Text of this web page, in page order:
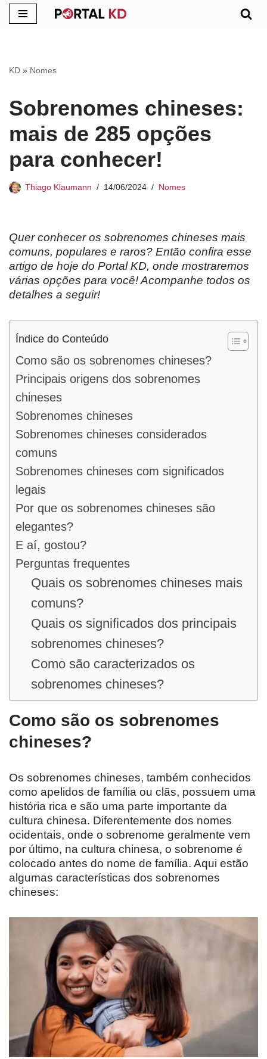
conteúdo
KD » Nomes
Sobrenomes chineses:
mais de 285 opções
para conhecer!
Thiago Klaumann 14/06/2024 Nomes
Quer conhecer os sobrenomes chineses mais
comuns, populares e raros? Então confira esse
artigo de hoje do Portal KD, onde mostraremos
várias opções para você! Acompanhe todos os
detalhes a seguir!
Índice do Conteúdo
Como são os sobrenomes chineses?
Principais origens dos sobrenomes
chineses
Sobrenomes chineses
Sobrenomes chineses considerados
comuns
Sobrenomes chineses com significados
legais
Por que os sobrenomes chineses são
elegantes?
E aí, gostou?
Perguntas frequentes
Quais os sobrenomes chineses mais
comuns?
Quais os significados dos principais
sobrenomes chineses?
Como são caracterizados os
sobrenomes chineses?
Como são os sobrenomes
chineses?
Os sobrenomes chineses, também conhecidos
como apelidos de família ou clãs, possuem uma
história rica e são uma parte importante da
cultura chinesa. Diferentemente dos nomes
ocidentais, onde o sobrenome geralmente vem
por último, na cultura chinesa, o sobrenome é
colocado antes do nome de família. Aqui estão
algumas características dos sobrenomes
chineses: